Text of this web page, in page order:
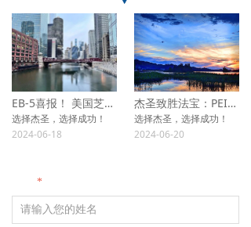
移民评估
加入杰圣
EB-5喜报！ 美国芝加哥万豪酒店公寓项目I-956F已获批！
选择杰圣，选择成功！
2024-06-18
杰圣致胜法宝：PEI成功案例！十五年加拿大移民常青树项目解析
选择杰圣，选择成功！
2024-06-20
*